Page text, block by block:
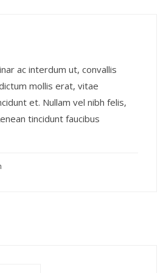
ac interdum ut, convallis
mollis erat, vitae
et. Nullam vel nibh felis,
tincidunt faucibus